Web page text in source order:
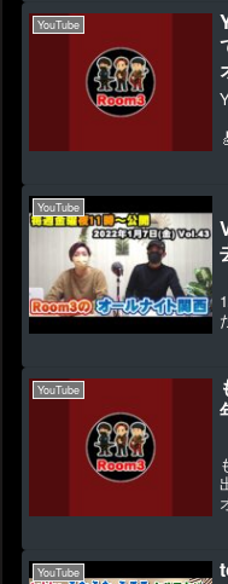
YouTube
YouTube
YouTube
YouTube